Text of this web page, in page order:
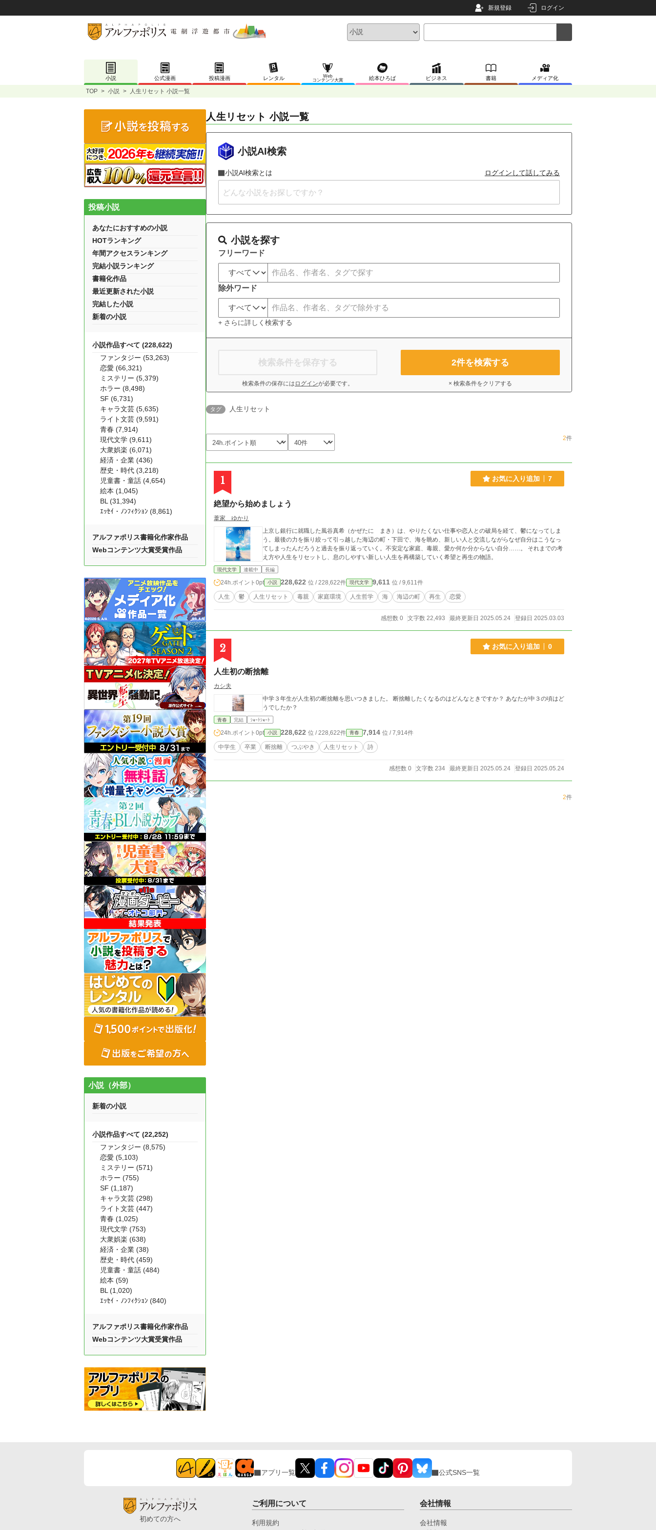
新規登録 ログイン
小説 公式漫画 投稿漫画 レンタル
Web
コンテンツ大賞
絵本ひろば ビジネス 書籍 メディア化
TOP > 小説 > 人生リセット 小説一覧
人生リセット 小説一覧
小説AI検索
小説AI検索とは ログインして話してみる
小説を探す
フリーワード
除外ワード
+ さらに詳しく検索する
検索条件を保存する
検索条件の保存には ログインが必要です。
2件を検索する
× 検索条件をクリアする
タグ 人生リセット
2件
1 お気に入り追加 7
絶望から始めましょう
葦家 ゆかり
上京し銀行に就職した風谷真希（かぜたに まき）は、やりたくない仕事や恋人との破局を経て、鬱になってしま
う。最後の力を振り絞って引っ越した海辺の町・下田で、海を眺め、新しい人と交流しながらなぜ自分はこうなっ
てしまったんだろうと過去を振り返っていく。不安定な家庭、毒親、愛か何か分からない自分……。 それまでの考
え方や人生をリセットし、息のしやすい新しい人生を再構築していく希望と再生の物語。
現代文学 連載中 長編
24h.ポイント 0pt 小説 228,622 位 / 228,622件 現代文学 9,611 位 / 9,611件
人生 鬱 人生リセット 毒親 家庭環境 人生哲学 海 海辺の町 再生 恋愛
感想数 0 文字数 22,493 最終更新日 2025.05.24 登録日 2025.03.03
2 お気に入り追加 0
人生初の断捨離
カシ夫
中学３年生が人生初の断捨離を思いつきました。 断捨離したくなるのはどんなときですか？ あなたが中３の頃はど
うでしたか？
青春 完結 ｼｮｰﾄｼｮｰﾄ
24h.ポイント 0pt 小説 228,622 位 / 228,622件 青春 7,914 位 / 7,914件
中学生 卒業 断捨離 つぶやき 人生リセット 詩
感想数 0 文字数 234 最終更新日 2025.05.24 登録日 2025.05.24
2件
投稿小説
あなたにおすすめの小説
HOTランキング
年間アクセスランキング
完結小説ランキング
書籍化作品
最近更新された小説
完結した小説
新着の小説
小説作品すべて (228,622)
ファンタジー (53,263)
恋愛 (66,321)
ミステリー (5,379)
ホラー (8,498)
SF (6,731)
キャラ文芸 (5,635)
ライト文芸 (9,591)
青春 (7,914)
現代文学 (9,611)
大衆娯楽 (6,071)
経済・企業 (436)
歴史・時代 (3,218)
児童書・童話 (4,654)
絵本 (1,045)
BL (31,394)
ｴｯｾｲ・ﾉﾝﾌｨｸｼｮﾝ (8,861)
アルファポリス書籍化作家作品
Webコンテンツ大賞受賞作品
小説（外部）
新着の小説
小説作品すべて (22,252)
ファンタジー (8,575)
恋愛 (5,103)
ミステリー (571)
ホラー (755)
SF (1,187)
キャラ文芸 (298)
ライト文芸 (447)
青春 (1,025)
現代文学 (753)
大衆娯楽 (638)
経済・企業 (38)
歴史・時代 (459)
児童書・童話 (484)
絵本 (59)
BL (1,020)
ｴｯｾｲ・ﾉﾝﾌｨｸｼｮﾝ (840)
アルファポリス書籍化作家作品
Webコンテンツ大賞受賞作品
アプリ一覧 公式SNS一覧
初めての方へ
ご利用について
利用規約
会社情報
会社情報